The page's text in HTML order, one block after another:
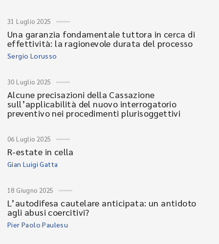
31 Luglio 2025
Una garanzia fondamentale tuttora in cerca di
effettività: la ragionevole durata del processo
Sergio Lorusso
30 Luglio 2025
Alcune precisazioni della Cassazione
sull’applicabilità del nuovo interrogatorio
preventivo nei procedimenti plurisoggettivi
06 Luglio 2025
R-estate in cella
Gian Luigi Gatta
18 Giugno 2025
L’autodifesa cautelare anticipata: un antidoto
agli abusi coercitivi?
Pier Paolo Paulesu